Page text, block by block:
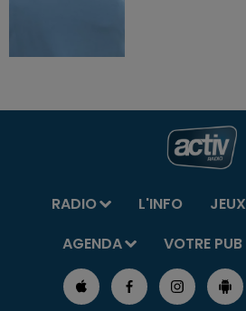
RADIO L'INFO JEUX
AGENDA
VOTRE PUB